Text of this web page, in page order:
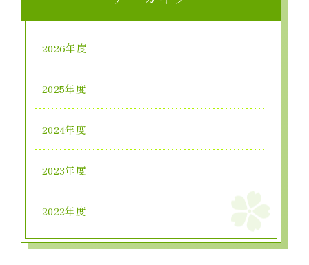
2026年度
2025年度
2024年度
2023年度
2022年度